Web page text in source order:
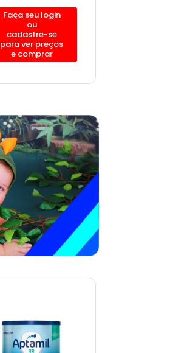
Faça seu login
ou
cadastre-se
para ver preços
e comprar